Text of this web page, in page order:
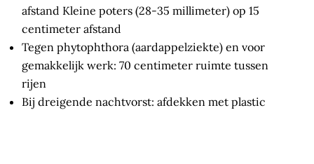
afstand Kleine poters (28-35 millimeter) op 15
centimeter afstand
Tegen phytophthora (aardappelziekte) en voor
gemakkelijk werk: 70 centimeter ruimte tussen
rijen
Bij dreigende nachtvorst: afdekken met plastic